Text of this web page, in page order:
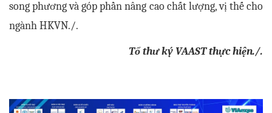
song phương và góp phần nâng cao chất lượng, vị thế cho
ngành HKVN./.
Tổ thư ký VAAST thực hiện./.